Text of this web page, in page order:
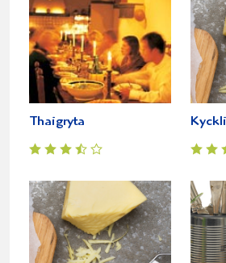
Thaigryta